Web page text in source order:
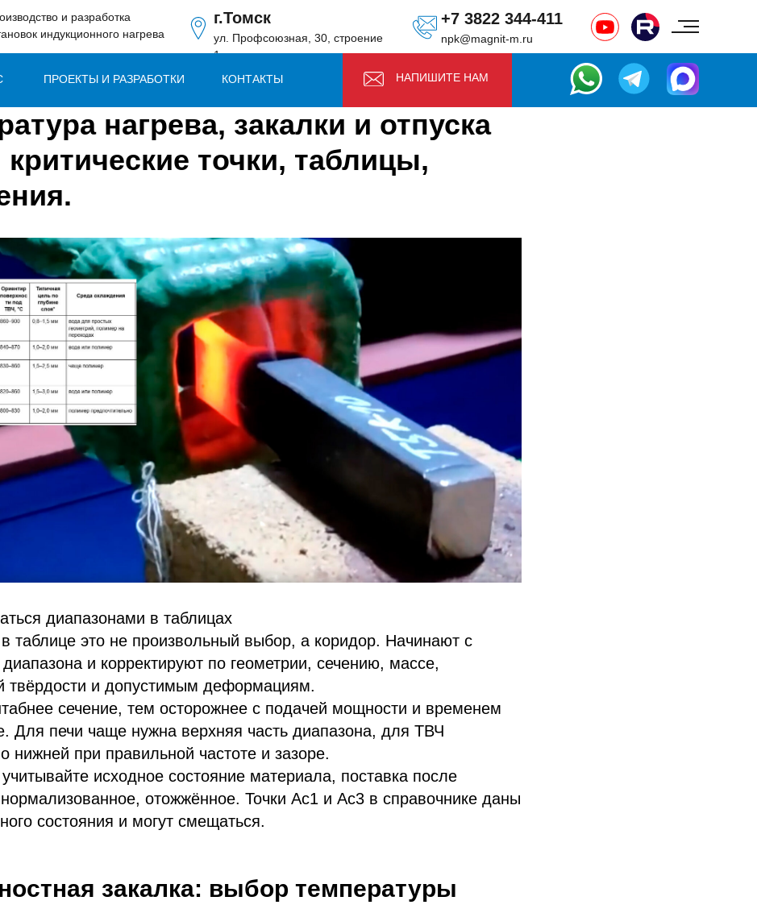
npk@magnit-m.ru
+7 3822 344-411
ул. Профсоюзная, 30, строение
1
г.Томск
и разработка
индукционного нагрева
ПРОЕКТЫ И РАЗРАБОТКИ КОНТАКТЫ НАПИШИТЕ НАМ
нагрева, закалки и отпуска
критические точки, таблицы,
диапазонами в таблицах
таблице это не произвольный выбор, а коридор. Начинают с
и корректируют по геометрии, сечению, массе,
твёрдости и допустимым деформациям.
сечение, тем осторожнее с подачей мощности и временем
Для печи чаще нужна верхняя часть диапазона, для ТВЧ
нижней при правильной частоте и зазоре.
исходное состояние материала, поставка после
нормализованное, отожжённое. Точки Ac1 и Ac3 в справочнике даны
состояния и могут смещаться.
закалка: выбор температуры